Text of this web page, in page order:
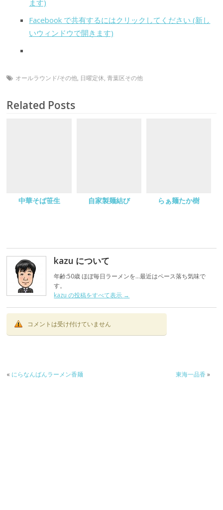
ます)
Facebook で共有するにはクリックしてください (新し
いウィンドウで開きます)
オールラウンド/その他, 日曜定休,青葉区その他
Related Posts
中華そば笹生 自家製麺結び らぁ麺たか樹
kazu について
年齢:50歳 ほぼ毎日ラーメンを…最近はペース落ち気味で
す。
kazu の投稿をすべて表示 →
コメントは受け付けていません
« にらなんばんラーメン香麺 東海一品香»